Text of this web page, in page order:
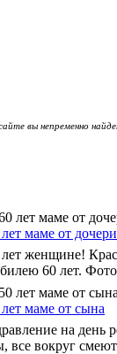
вы непременно
маме от дочери
женщине!
60 лет.
маме от сына
на день
вокруг